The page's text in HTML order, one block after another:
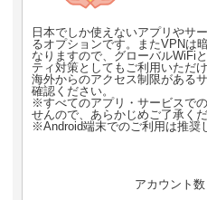
日本でしか使えないアプリやサ
るオプションです。またVPNは
なりますので、グローバルWiFi
ティ対策としてもご利用いただけ
海外からのアクセス制限がある
確認ください。
※すべてのアプリ・サービスで
せんので、あらかじめご了承くだ
※Android端末でのご利用は推奨
アカウント数